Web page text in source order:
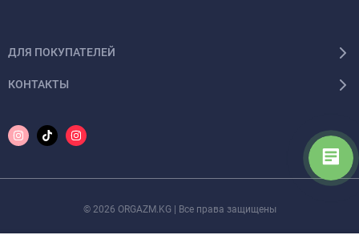
ДЛЯ ПОКУПАТЕЛЕЙ
КОНТАКТЫ
© 2026 ORGAZM.KG | Все права защищены